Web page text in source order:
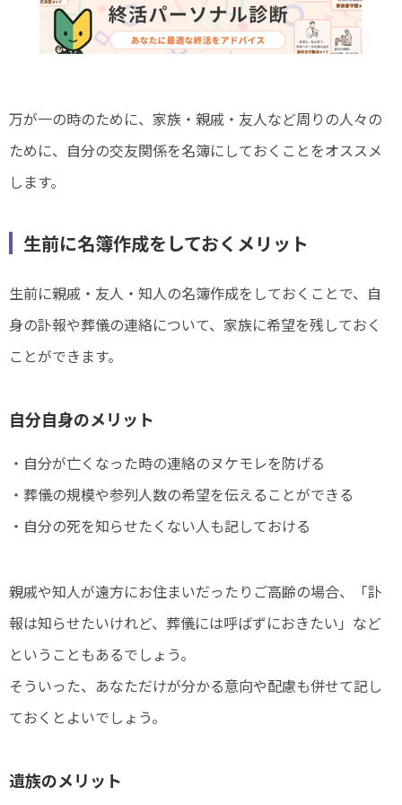
万が一の時のために、家族・親戚・友人など周りの人々の
ために、自分の交友関係を名簿にしておくことをオススメ
します。
生前に名簿作成をしておくメリット
生前に親戚・友人・知人の名簿作成をしておくことで、自
身の訃報や葬儀の連絡について、家族に希望を残しておく
ことができます。
自分自身のメリット
・自分が亡くなった時の連絡のヌケモレを防げる
・葬儀の規模や参列人数の希望を伝えることができる
・自分の死を知らせたくない人も記しておける
親戚や知人が遠方にお住まいだったりご高齢の場合、「訃
報は知らせたいけれど、葬儀には呼ばずにおきたい」など
ということもあるでしょう。
そういった、あなただけが分かる意向や配慮も併せて記し
ておくとよいでしょう。
遺族のメリット